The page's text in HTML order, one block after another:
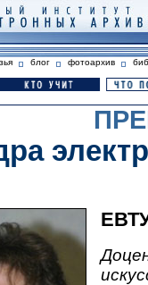
блог фотоархив